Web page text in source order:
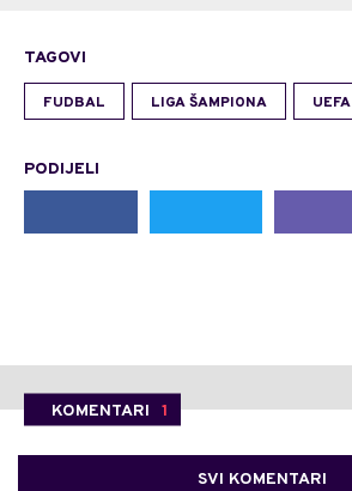
TAGOVI
FUDBAL LIGA ŠAMPIONA UEFA
PODIJELI
KOMENTARI 1
SVI KOMENTARI